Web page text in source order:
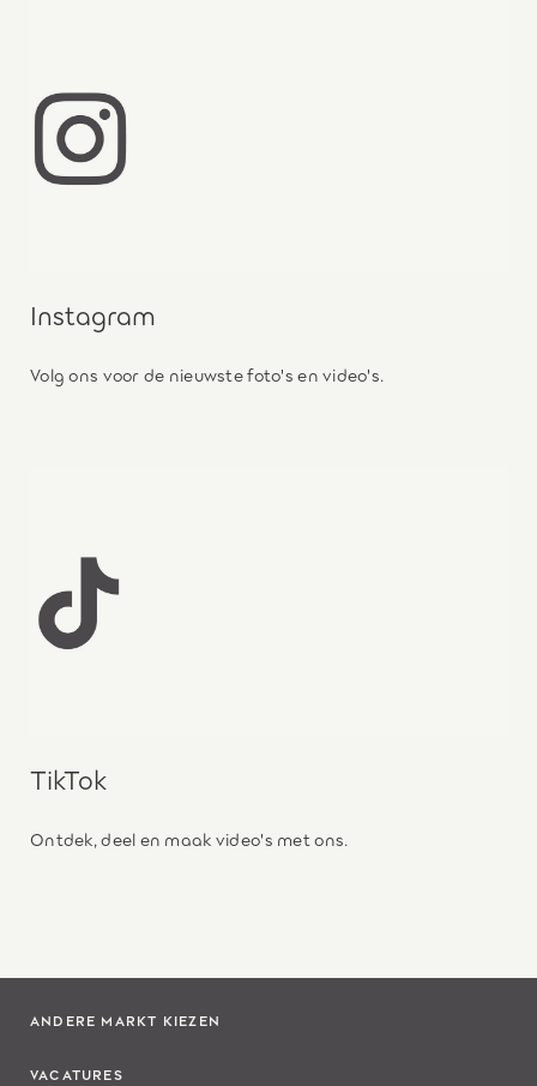
Instagram
Volg ons voor de nieuwste foto's en video's.
TikTok
Ontdek, deel en maak video's met ons.
ANDERE MARKT KIEZEN
VACATURES